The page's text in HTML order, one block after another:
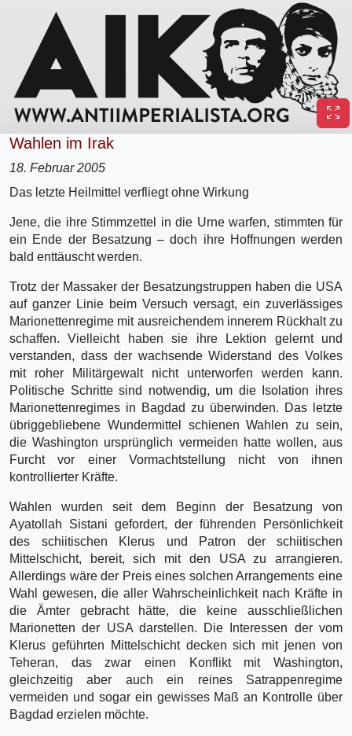
Wahlen im Irak
18. Februar 2005
Das letzte Heilmittel verfliegt ohne Wirkung
Jene, die ihre Stimmzettel in die Urne warfen, stimmten für
ein Ende der Besatzung – doch ihre Hoffnungen werden
bald enttäuscht werden.
Trotz der Massaker der Besatzungstruppen haben die USA
auf ganzer Linie beim Versuch versagt, ein zuverlässiges
Marionettenregime mit ausreichendem innerem Rückhalt zu
schaffen. Vielleicht haben sie ihre Lektion gelernt und
verstanden, dass der wachsende Widerstand des Volkes
mit roher Militärgewalt nicht unterworfen werden kann.
Politische Schritte sind notwendig, um die Isolation ihres
Marionettenregimes in Bagdad zu überwinden. Das letzte
übriggebliebene Wundermittel schienen Wahlen zu sein,
die Washington ursprünglich vermeiden hatte wollen, aus
Furcht vor einer Vormachtstellung nicht von ihnen
kontrollierter Kräfte.
Wahlen wurden seit dem Beginn der Besatzung von
Ayatollah Sistani gefordert, der führenden Persönlichkeit
des schiitischen Klerus und Patron der schiitischen
Mittelschicht, bereit, sich mit den USA zu arrangieren.
Allerdings wäre der Preis eines solchen Arrangements eine
Wahl gewesen, die aller Wahrscheinlichkeit nach Kräfte in
die Ämter gebracht hätte, die keine ausschließlichen
Marionetten der USA darstellen. Die Interessen der vom
Klerus geführten Mittelschicht decken sich mit jenen von
Teheran, das zwar einen Konflikt mit Washington,
gleichzeitig aber auch ein reines Satrappenregime
vermeiden und sogar ein gewisses Maß an Kontrolle über
Bagdad erzielen möchte.